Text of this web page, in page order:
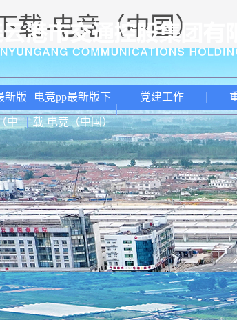
载-电竞（中国）
新版
中
电竞pp最新版下
载-电竞（中国）
党建工作